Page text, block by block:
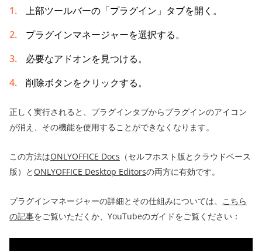
上部ツールバーの「プラグイン」タブを開く。
プラグインマネージャーを選択する。
必要なアドオンを見つける。
削除ボタンをクリックする。
正しく実行されると、プラグインタブからプラグインのアイコン
が消え、その機能を使用することができなくなります。
この方法はONLYOFFICE Docs （セルフホスト版とクラウドベース
版）と ONLYOFFICE Desktop Editorsの両方に有効です。
プラグインマネージャーの詳細とその仕組みについては、 こちら
の記事をご覧いただくか、YouTubeのガイドをご覧ください：